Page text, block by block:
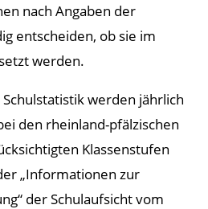
nach Angaben der
entscheiden, ob sie im
werden.
werden jährlich
den rheinland-pfälzischen
Klassenstufen
„Informationen zur
der Schulaufsicht vom